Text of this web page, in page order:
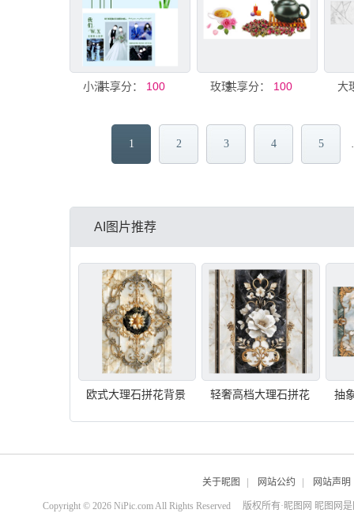
小清晰婚礼
共享分： 100 玫瑰 花茶
共享分： 100
1 2 3 4 5
AI图片推荐
欧式大理石拼花背景 轻奢高档大理石拼花 抽
关于昵图 | 网站公约 | 网站声明
Copyright © 2026 NiPic.com All Rights Reserved 版权所有·昵图网 昵图网